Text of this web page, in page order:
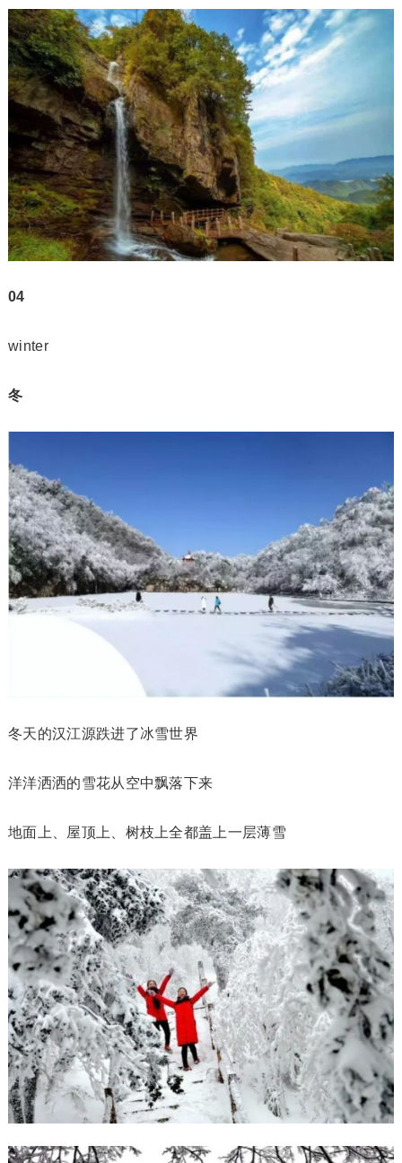
04
winter
冬
冬天的汉江源跌进了冰雪世界
洋洋洒洒的雪花从空中飘落下来
地面上、屋顶上、树枝上全都盖上一层薄雪